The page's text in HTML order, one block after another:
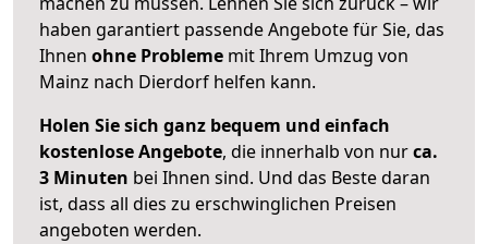
haben garantiert passende Angebote für Sie, das
Ihnen ohne Probleme mit Ihrem Umzug von
Mainz nach Dierdorf helfen kann.
Holen Sie sich ganz bequem und einfach
kostenlose Angebote, die innerhalb von nurca.
3 Minuten bei Ihnen sind. Und das Beste daran
ist, dass all dies zu erschwinglichen Preisen
angeboten werden.